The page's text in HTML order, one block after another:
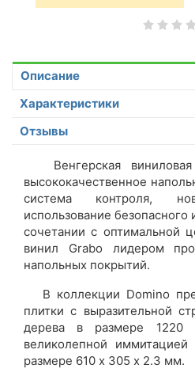
Описание
Характеристики
Отзывы
Венгерская
высококачественное
система контроля,
использование безопасного
сочетании с оптимальной
винил Grabo лидером
напольных покрытий.
В коллекции Domino
плитки с выразительной
дерева в размере
великолепной иммитацией
размере 610 х 305 х 2.3 мм.